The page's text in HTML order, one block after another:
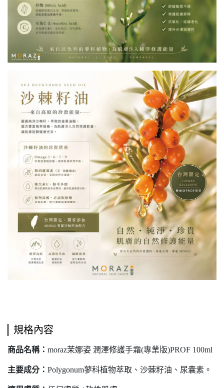
規格內容
商品名稱： moraz茉娜姿 潤澤修護手霜(專業版)PROF 100ml
主要成分： Polygonum蓼科植物萃取、沙棘籽油、尿囊素。